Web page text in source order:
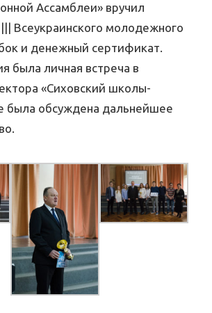
Ассамблеи» вручил
Всеукраинского молодежного
и денежный сертификат.
была личная встреча в
«Сиховский школы-
была обсуждена дальнейшее